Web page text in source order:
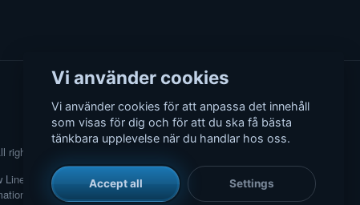
reserved.
Cinema or other copyright
solution. Music, comments,
Vi använder cookies
Vi använder cookies för att anpassa det innehåll
som visas för dig och för att du ska få bästa
tänkbara upplevelse när du handlar hos oss.
Accept all Settings